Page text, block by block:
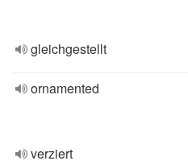
gleichgestellt
ornamented
verziert